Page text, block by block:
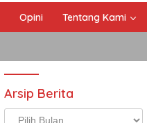
Opini Tentang Kami
Arsip Berita
Arsip